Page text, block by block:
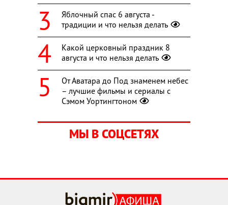
Яблочный спас 6 августа -
традиции и что нельзя делать
Какой церковный праздник 8
августа и что нельзя делать
От Аватара до Под знаменем небес
– лучшие фильмы и сериалы с
Сэмом Уортингтоном
МЫ В СОЦСЕТЯХ